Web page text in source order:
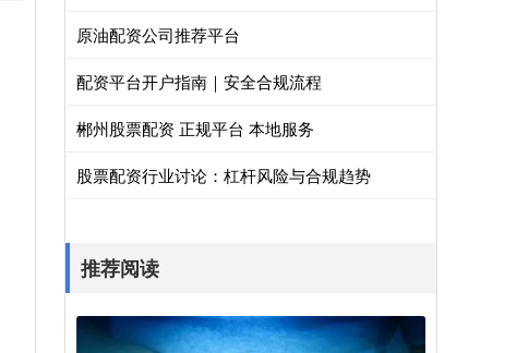
原油配资公司推荐平台
配资平台开户指南｜安全合规流程
郴州股票配资 正规平台 本地服务
股票配资行业讨论：杠杆风险与合规趋势
推荐阅读